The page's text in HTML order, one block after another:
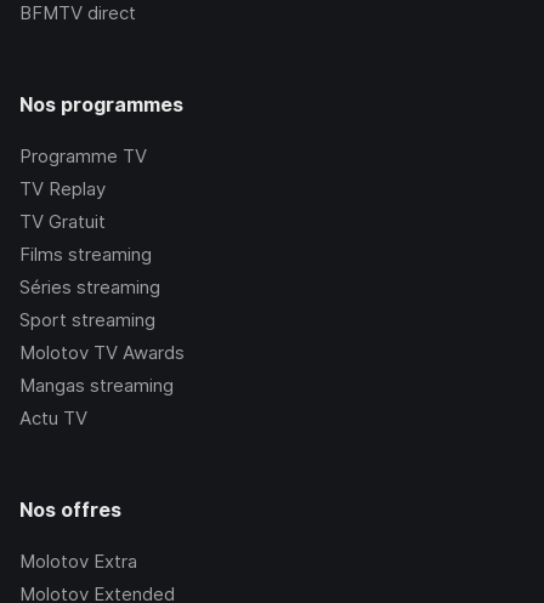
BFMTV direct
Nos programmes
Programme TV
TV Replay
TV Gratuit
Films streaming
Séries streaming
Sport streaming
Molotov TV Awards
Mangas streaming
Actu TV
Nos offres
Molotov Extra
Molotov Extended